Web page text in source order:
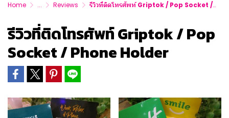
Home ... Reviews รีวิวที่ติดโทรศัพท์ Griptok / Pop Socket / Phone Holder
รีวิวที่ติดโทรศัพท์ Griptok / Pop
Socket / Phone Holder